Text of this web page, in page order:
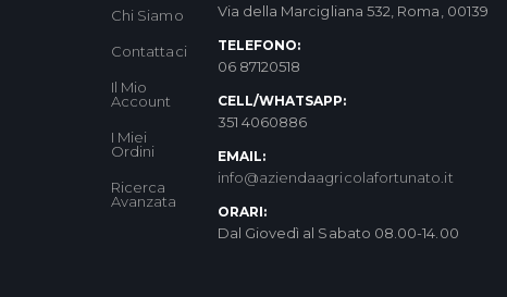
Chi Siamo
Contattaci
Il Mio
Account
I Miei
Ordini
Ricerca
Avanzata
Via della Marcigliana 532, Roma, 00139
TELEFONO:
06 87120518
CELL/WHATSAPP:
351 4060886
EMAIL:
info@aziendaagricolafortunato.it
ORARI:
Dal Giovedì al Sabato 08.00-14.00